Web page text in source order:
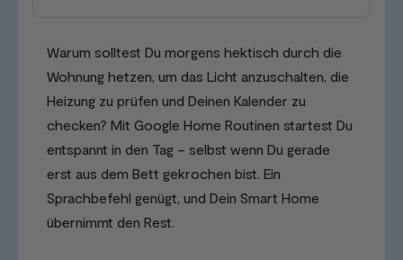
Warum solltest Du morgens hektisch durch die
Wohnung hetzen, um das Licht anzuschalten, die
Heizung zu prüfen und Deinen Kalender zu
checken? Mit Google Home Routinen startest Du
entspannt in den Tag – selbst wenn Du gerade
erst aus dem Bett gekrochen bist. Ein
Sprachbefehl genügt, und Dein Smart Home
übernimmt den Rest.